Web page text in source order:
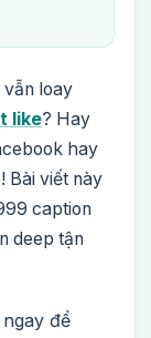
vẫn loay
like? Hay
hay
Bài viết này
caption
deep tận
để